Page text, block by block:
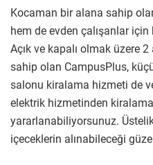
Kocaman bir alana sahip
hem de evden çalışanlar
Açık ve kapalı olmak üzere
sahip olan CampusPlus,
salonu kiralama hizmeti de
elektrik hizmetinden kiralama
yararlanabiliyorsunuz.
içeceklerin alınabileceği